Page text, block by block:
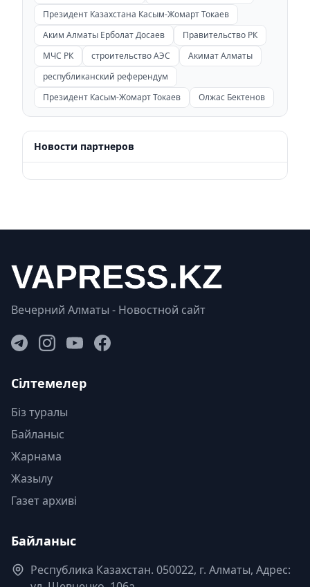
Президент Казахстана Касым-Жомарт Токаев
Аким Алматы Ерболат Досаев
Правительство РК
МЧС РК
строительство АЭС
Акимат Алматы
республиканский референдум
Президент Касым-Жомарт Токаев
Олжас Бектенов
Новости партнеров
Вечерний Алматы - Новостной сайт
Сілтемелер
Біз туралы
Байланыс
Жарнама
Жазылу
Газет архиві
Байланыс
Республика Казахстан. 050022, г. Алматы, Адрес: